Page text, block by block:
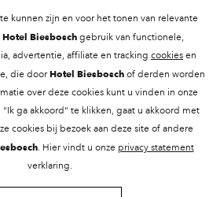
kunnen zijn en voor het tonen van relevante
Hotel Biesboschgebruik van functionele,
advertentie, affiliate en tracking cookies en
die doorHotel Biesboschof derden worden
over deze cookies kunt u vinden in onze
"Ik ga akkoord" te klikken, gaat u akkoord met
cookies bij bezoek aan deze site of andere
. Hier vindt u onze privacy statement
verklaring.